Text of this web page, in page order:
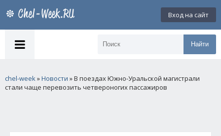
Вход на сайт
Найти
chel-week»Новости » В поездах Южно-Уральской магистрали
стали чаще перевозить четвероногих пассажиров